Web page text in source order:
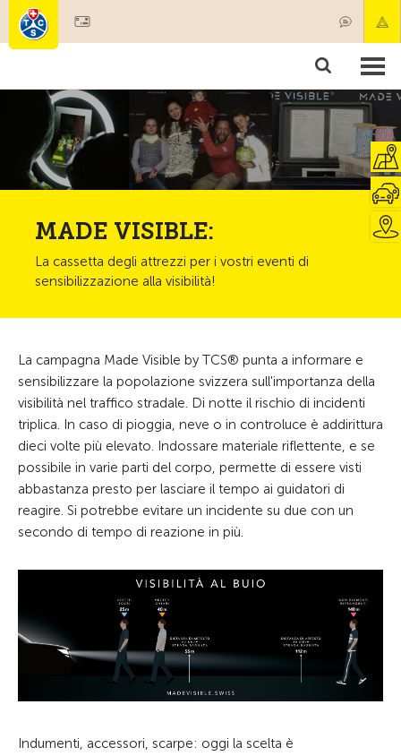
Societariato & prestazioni
Test, sicurezza & salute
MADE VISIBLE:
La cassetta degli attrezzi per i vostri eventi di
sensibilizzazione alla visibilità!
La campagna Made Visible by TCS® punta a informare e
sensibilizzare la popolazione svizzera sull'importanza della
visibilità nel traffico stradale. Di notte il rischio di incidenti
triplica. In caso di pioggia, neve o in controluce è addirittura
dieci volte più elevato. Indossare materiale riflettente, e se
possibile in varie parti del corpo, permette di essere visti
abbastanza presto per lasciare il tempo ai guidatori di
reagire. Si potrebbe evitare un incidente su due con un
secondo di tempo di reazione in più.
Indumenti, accessori, scarpe: oggi la scelta è